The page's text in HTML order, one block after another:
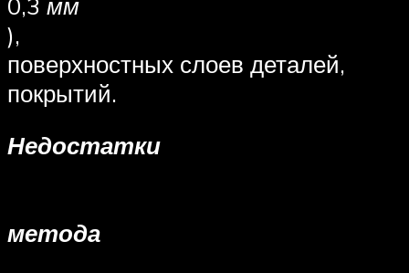
),
поверхностных слоев деталей,
покрытий.
Недостатки
метода